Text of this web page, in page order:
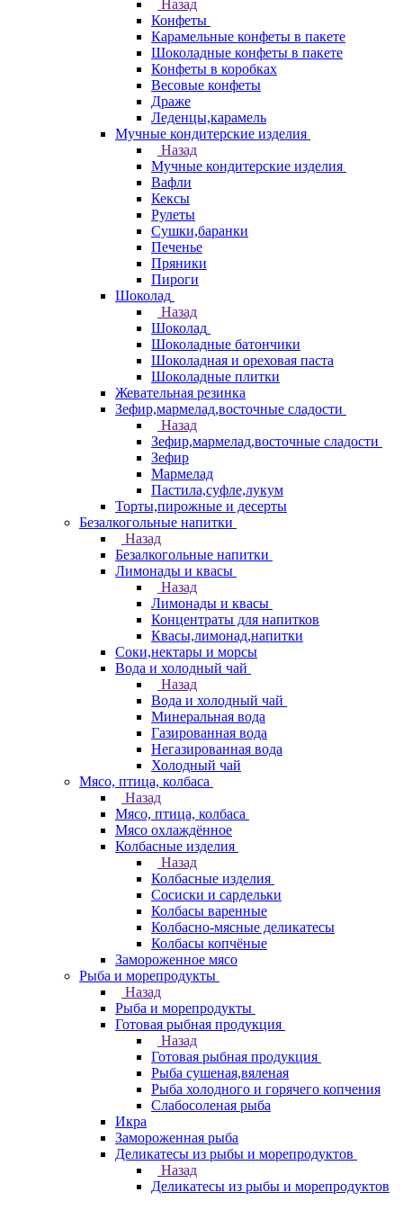
Назад
Конфеты
Карамельные конфеты в пакете
Шоколадные конфеты в пакете
Конфеты в коробках
Весовые конфеты
Драже
Леденцы,карамель
Мучные кондитерские изделия
Назад
Мучные кондитерские изделия
Вафли
Кексы
Рулеты
Сушки,баранки
Печенье
Пряники
Пироги
Шоколад
Назад
Шоколад
Шоколадные батончики
Шоколадная и ореховая паста
Шоколадные плитки
Жевательная резинка
Зефир,мармелад,восточные сладости
Назад
Зефир,мармелад,восточные сладости
Зефир
Мармелад
Пастила,суфле,лукум
Торты,пирожные и десерты
Безалкогольные напитки
Назад
Безалкогольные напитки
Лимонады и квасы
Назад
Лимонады и квасы
Концентраты для напитков
Квасы,лимонад,напитки
Соки,нектары и морсы
Вода и холодный чай
Назад
Вода и холодный чай
Минеральная вода
Газированная вода
Негазированная вода
Холодный чай
Мясо, птица, колбаса
Назад
Мясо, птица, колбаса
Мясо охлаждённое
Колбасные изделия
Назад
Колбасные изделия
Сосиски и сардельки
Колбасы варенные
Колбасно-мясные деликатесы
Колбасы копчёные
Замороженное мясо
Рыба и морепродукты
Назад
Рыба и морепродукты
Готовая рыбная продукция
Назад
Готовая рыбная продукция
Рыба сушеная,вяленая
Рыба холодного и горячего копчения
Слабосоленая рыба
Икра
Замороженная рыба
Деликатесы из рыбы и морепродуктов
Назад
Деликатесы из рыбы и морепродуктов